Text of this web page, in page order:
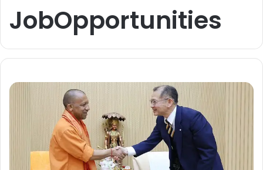
JobOpportunities